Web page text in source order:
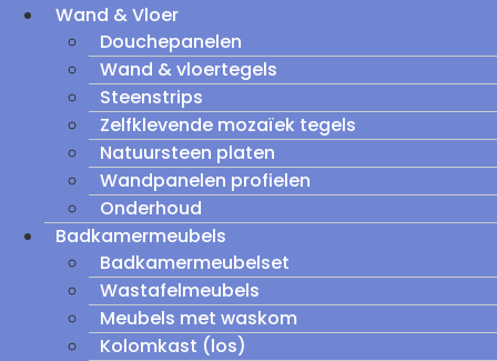
Wand & Vloer
Douchepanelen
Wand & vloertegels
Steenstrips
Zelfklevende mozaïek tegels
Natuursteen platen
Wandpanelen profielen
Onderhoud
Badkamermeubels
Badkamermeubelset
Wastafelmeubels
Meubels met waskom
Kolomkast (los)